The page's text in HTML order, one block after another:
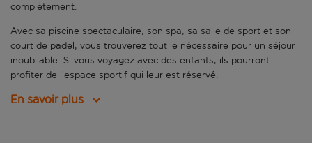
complètement.
Avec sa piscine spectaculaire, son spa, sa salle de sport et son
court de padel, vous trouverez tout le nécessaire pour un séjour
inoubliable. Si vous voyagez avec des enfants, ils pourront
profiter de l’espace sportif qui leur est réservé.
En savoir plus